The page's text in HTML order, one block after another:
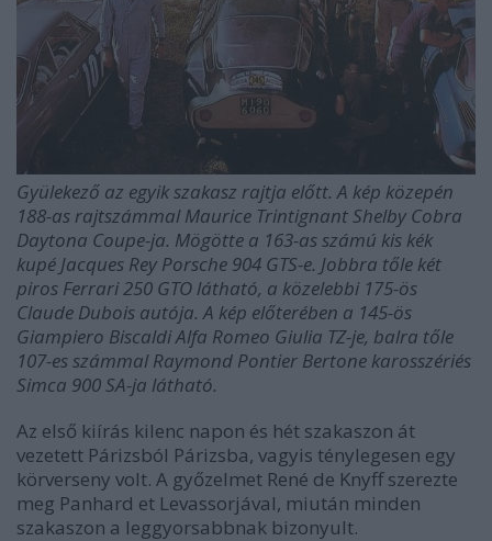
Gyülekező az egyik szakasz rajtja előtt. A kép közepén
188-as rajtszámmal Maurice Trintignant Shelby Cobra
Daytona Coupe-ja. Mögötte a 163-as számú kis kék
kupé Jacques Rey Porsche 904 GTS-e. Jobbra tőle két
piros Ferrari 250 GTO látható, a közelebbi 175-ös
Claude Dubois autója. A kép előterében a 145-ös
Giampiero Biscaldi Alfa Romeo Giulia TZ-je, balra tőle
107-es számmal Raymond Pontier Bertone karosszériés
Simca 900 SA-ja látható.
Az első kiírás kilenc napon és hét szakaszon át
vezetett Párizsból Párizsba, vagyis ténylegesen egy
körverseny volt. A győzelmet René de Knyff szerezte
meg Panhard et Levassorjával, miután minden
szakaszon a leggyorsabbnak bizonyult.